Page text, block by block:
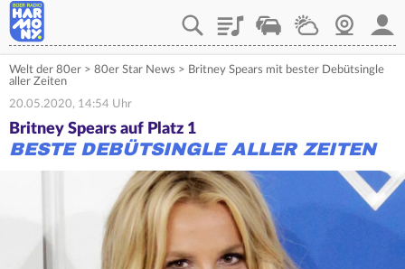
PlaylistVerkehrWetterWebcam
Welt der 80er > 80er Star News > Britney Spears mit bester Debütsingle
aller Zeiten
20.05.2020, 14:54 Uhr
Britney Spears auf Platz 1
BESTE DEBÜTSINGLE ALLER ZEITEN